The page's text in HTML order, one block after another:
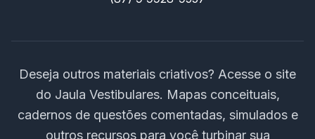
Deseja outros materiais criativos? Acesse o site
do Jaula Vestibulares. Mapas conceituais,
cadernos de questões comentadas, simulados e
outros recursos para você turbinar sua